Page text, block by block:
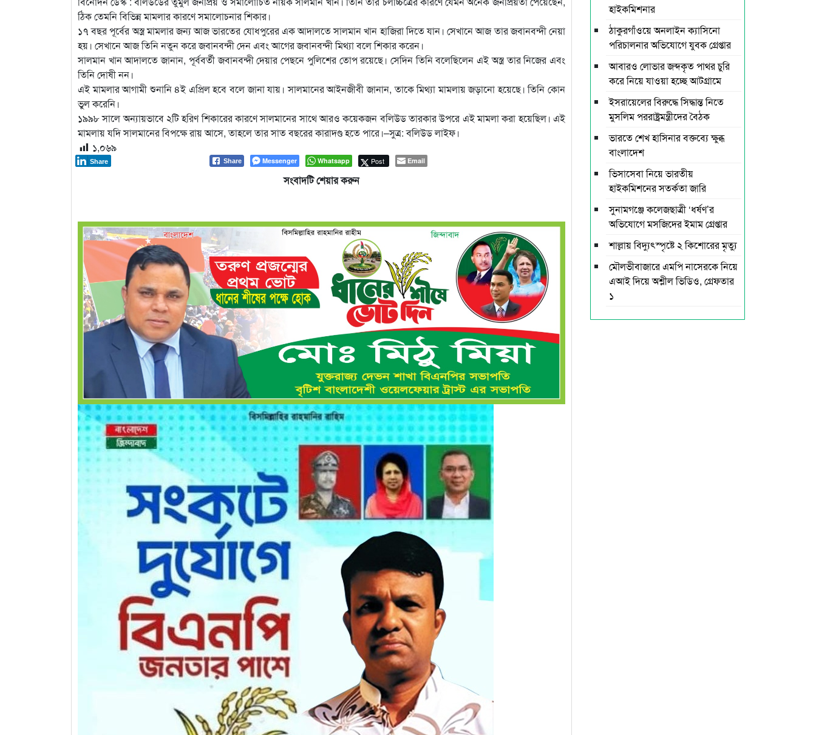
ঠিক তেমনি বিভিন্ন মামলার কারণে সমালোচনার শিকার।
১৭ বছর পূর্বের অস্ত্র মামলার জন্য আজ ভারতের যোধপুরের এক আদালতে সালমান খান হাজিরা দিতে যান। সেখানে আজ তার জবানবন্দী নেয়া
হয়। সেখানে আজ তিনি নতুন করে জবানবন্দী দেন এবং আগের জবানবন্দী মিথ্যা বলে শিকার করেন।
সালমান খান আদালতে জানান, পূর্ববর্তী জবানবন্দী দেয়ার পেছনে পুলিশের তোপ রয়েছে। সেদিন তিনি বলেছিলেন এই অস্ত্র তার নিজের এবং
তিনি দোষী নন।
এই মামলার আগামী শুনানি ৪ই এপ্রিল হবে বলে জানা যায়। সালমানের আইনজীবী জানান, তাকে মিথ্যা মামলায় জড়ানো হয়েছে। তিনি কোন
ভুল করেনি।
১৯৯৮ সালে অন্যায়ভাবে ২টি হরিণ শিকারের কারণে সালমানের সাথে আরও কয়েকজন বলিউড তারকার উপরে এই মামলা করা হয়েছিল। এই
মামলায় যদি সালমানের বিপক্ষে রায় আসে, তাহলে তার সাত বছরের কারাদণ্ড হতে পারে।–সুত্র: বলিউড লাইফ।
১,০৬৯
Share Messenger Whatsapp Post
Share Email
সংবাদটি শেয়ার করুন
হাইকমিশনার
ঠাকুরগাঁওয়ে অনলাইন ক্যাসিনো
পরিচালনার অভিযোগে যুবক গ্রেপ্তার
আবারও লোভার জব্দকৃত পাথর চুরি
করে নিয়ে যাওয়া হচ্ছে আটগ্রামে
ইসরায়েলের বিরুদ্ধে সিদ্ধান্ত নিতে
মুসলিম পররাষ্ট্রমন্ত্রীদের বৈঠক
ভারতে শেখ হাসিনার বক্তব্যে ক্ষুব্ধ
বাংলাদেশ
ভিসাসেবা নিয়ে ভারতীয়
হাইকমিশনের সতর্কতা জারি
সুনামগঞ্জে কলেজছাত্রী ‘ধর্ষণ’র
অভিযোগে মসজিদের ইমাম গ্রেপ্তার
শাল্লায় বিদ্যুৎস্পৃষ্টে ২ কিশোরের মৃত্যু
মৌলভীবাজারে এমপি নাসেরকে নিয়ে
এআই দিয়ে অশ্লীল ভিডিও, গ্রেফতার
১